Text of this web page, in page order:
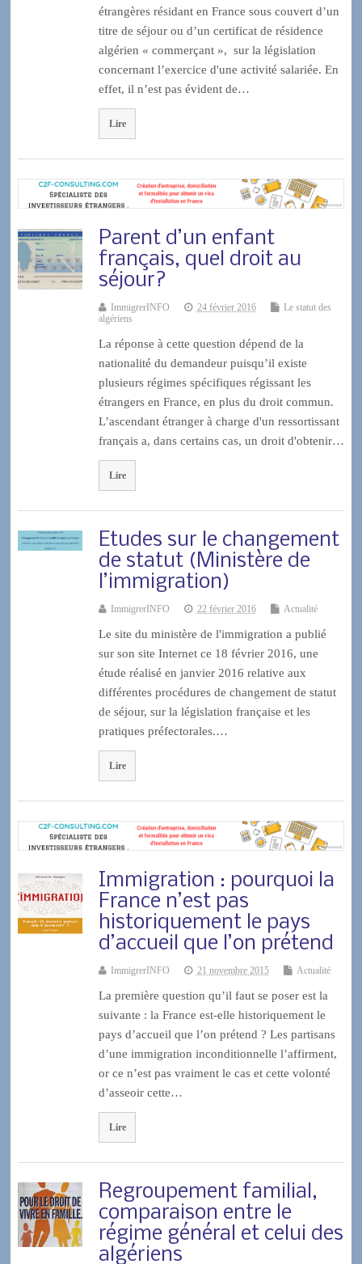
étrangères résidant en France sous couvert d’un
titre de séjour ou d’un certificat de résidence
algérien « commerçant », sur la législation
concernant l’exercice d'une activité salariée. En
effet, il n’est pas évident de…
Lire
Parent d’un enfant
français, quel droit au
séjour?
ImmigrerINFO 24 février 2016
Le statut des
algériens
La réponse à cette question dépend de la
nationalité du demandeur puisqu’il existe
plusieurs régimes spécifiques régissant les
étrangers en France, en plus du droit commun.
L’ascendant étranger à charge d'un ressortissant
français a, dans certains cas, un droit d'obtenir…
Lire
Etudes sur le changement
de statut (Ministère de
l’immigration)
ImmigrerINFO 22 février 2016 Actualité
Le site du ministère de l'immigration a publié
sur son site Internet ce 18 février 2016, une
étude réalisé en janvier 2016 relative aux
différentes procédures de changement de statut
de séjour, sur la législation française et les
pratiques préfectorales.…
Lire
Immigration : pourquoi la
France n’est pas
historiquement le pays
d’accueil que l’on prétend
ImmigrerINFO 21 novembre 2015 Actualité
La première question qu’il faut se poser est la
suivante : la France est-elle historiquement le
pays d’accueil que l’on prétend ? Les partisans
d’une immigration inconditionnelle l’affirment,
or ce n’est pas vraiment le cas et cette volonté
d’asseoir cette…
Lire
Regroupement familial,
comparaison entre le
régime général et celui des
algériens